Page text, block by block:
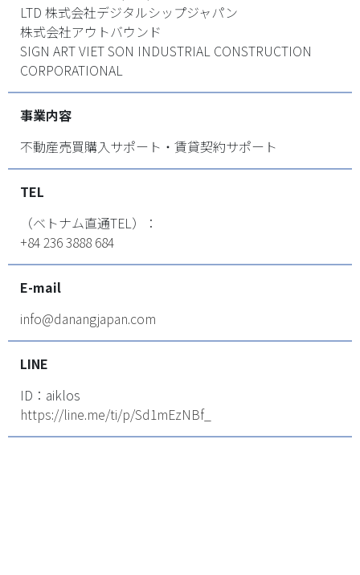
LTD 株式会社デジタルシップジャパン
株式会社アウトバウンド
SIGN ART VIET SON INDUSTRIAL CONSTRUCTION
CORPORATIONAL
事業内容
不動産売買購入サポート・賃貸契約サポート
TEL
（ベトナム直通TEL）：
+84 236 3888 684
E-mail
info@danangjapan.com
LINE
ID：aiklos
https://line.me/ti/p/Sd1mEzNBf_